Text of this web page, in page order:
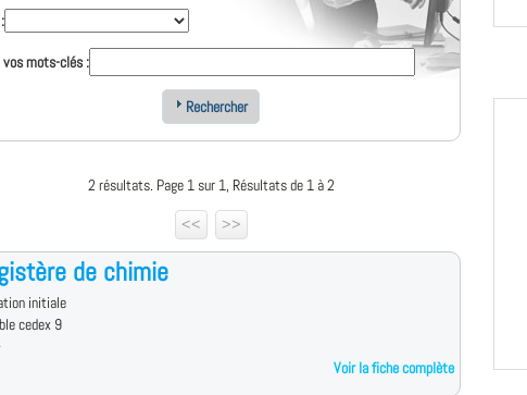
vos mots-clés :
Rechercher
2 résultats. Page 1 sur 1, Résultats de 1 à 2
<<
>>
de chimie
initiale
cedex 9
Voir la fiche complète